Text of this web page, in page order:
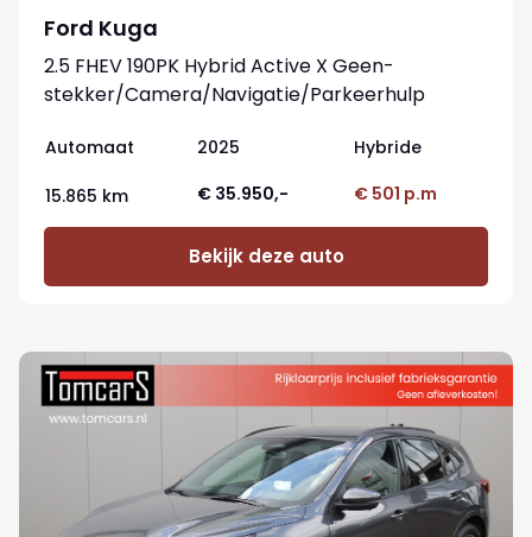
Ford Kuga
2.5 FHEV 190PK Hybrid Active X Geen-
stekker/Camera/Navigatie/Parkeerhulp
Automaat 2025 Hybride
15.865 km € 35.950,- € 501 p.m
Bekijk deze auto